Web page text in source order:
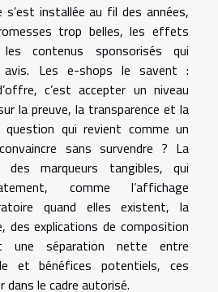
installée au fil des années,
trop belles, les effets
contenus sponsorisés qui
Les e-shops le savent :
c’est accepter un niveau
la preuve, la transparence et la
question qui revient comme un
sans survendre ? La
marqueurs tangibles, qui
comme l’affichage
quand elles existent, la
des explications de composition
une séparation nette entre
et bénéfices potentiels, ces
le cadre autorisé.